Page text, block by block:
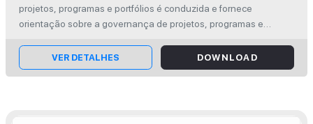
projetos, programas e portfólios é conduzida e fornece
orientação sobre a governança de projetos, programas e
avaliação, garantia ou verific...
VER DETALHES DOWNLOAD